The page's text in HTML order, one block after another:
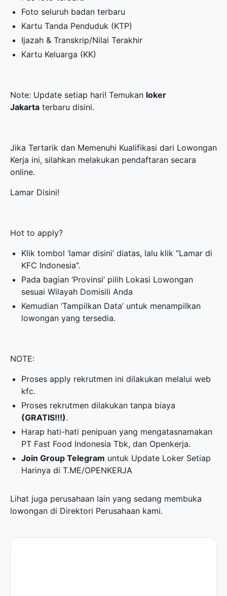
Foto seluruh badan terbaru
Kartu Tanda Penduduk (KTP)
Ijazah & Transkrip/Nilai Terakhir
Kartu Keluarga (KK)
Note: Update setiap hari! Temukan loker
Jakarta terbaru disini.
Jika Tertarik dan Memenuhi Kualifikasi dari Lowongan
Kerja ini, silahkan melakukan pendaftaran secara
online.
Lamar Disini!
Hot to apply?
Klik tombol ‘lamar disini’ diatas, lalu klik “Lamar di
KFC Indonesia”.
Pada bagian ‘Provinsi’ pilih Lokasi Lowongan
sesuai Wilayah Domisili Anda
Kemudian ‘Tampilkan Data’ untuk menampilkan
lowongan yang tersedia.
NOTE:
Proses apply rekrutmen ini dilakukan melalui web
kfc.
Proses rekrutmen dilakukan tanpa biaya
(GRATIS!!!).
Harap hati-hati penipuan yang mengatasnamakan
PT Fast Food Indonesia Tbk, dan Openkerja.
Join Group Telegram untuk Update Loker Setiap
Harinya diT.ME/OPENKERJA
Lihat juga perusahaan lain yang sedang membuka
lowongan di Direktori Perusahaan kami.